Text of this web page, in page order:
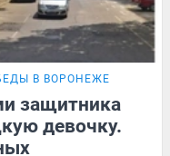
В ВОРОНЕЖЕ
защитника
девочку.